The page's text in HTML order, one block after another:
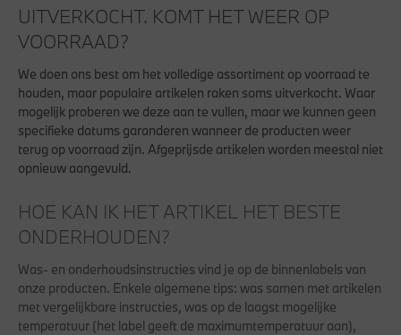
UITVERKOCHT. KOMT HET WEER OP
VOORRAAD?
We doen ons best om het volledige assortiment op voorraad te
houden, maar populaire artikelen raken soms uitverkocht. Waar
mogelijk proberen we deze aan te vullen, maar we kunnen geen
specifieke datums garanderen wanneer de producten weer
terug op voorraad zijn. Afgeprijsde artikelen worden meestal niet
opnieuw aangevuld.
HOE KAN IK HET ARTIKEL HET BESTE
ONDERHOUDEN?
Was- en onderhoudsinstructies vind je op de binnenlabels van
onze producten. Enkele algemene tips: was samen met artikelen
met vergelijkbare instructies, was op de laagst mogelijke
temperatuur (het label geeft de maximumtemperatuur aan),